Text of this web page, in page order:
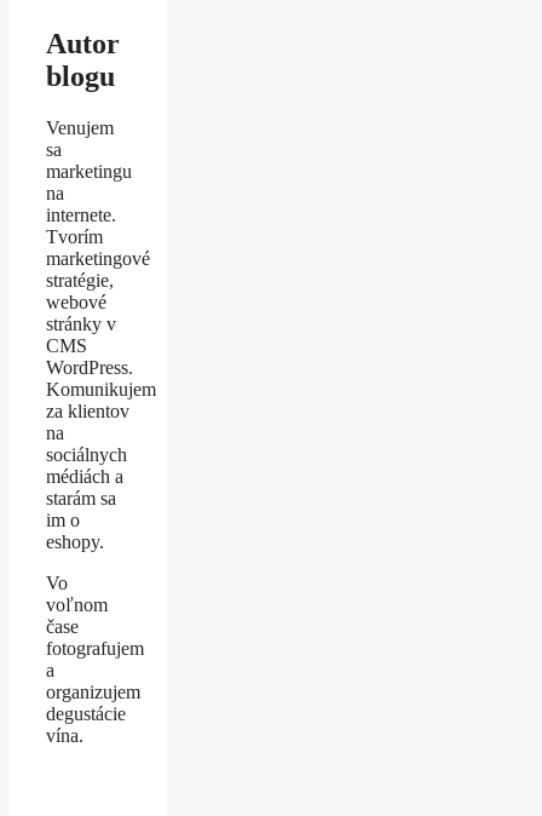
Autor
blogu
Venujem
sa
marketingu
na
internete.
Tvorím
marketingové
stratégie,
webové
stránky v
CMS
WordPress.
Komunikujem
za klientov
na
sociálnych
médiách a
starám sa
im o
eshopy.
Vo
voľnom
čase
fotografujem
a
organizujem
degustácie
vína.